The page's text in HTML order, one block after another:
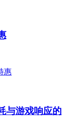
与游戏响应的